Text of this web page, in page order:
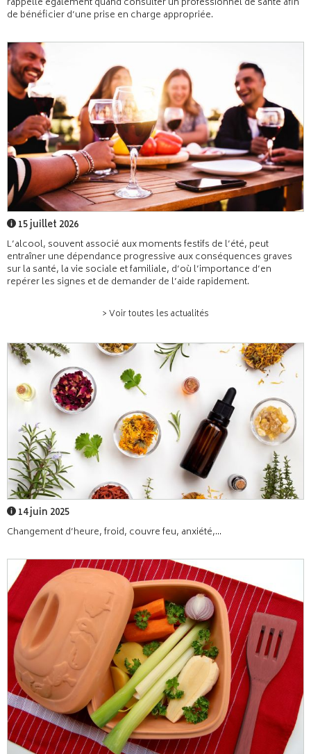
de bénéficier d’une prise en charge appropriée.
15 juillet 2026
L’alcool, souvent associé aux moments festifs de l’été, peut
entraîner une dépendance progressive aux conséquences graves
sur la santé, la vie sociale et familiale, d’où l’importance d’en
repérer les signes et de demander de l’aide rapidement.
> Voir toutes les actualités
14 juin 2025
Changement d’heure, froid, couvre feu, anxiété,...